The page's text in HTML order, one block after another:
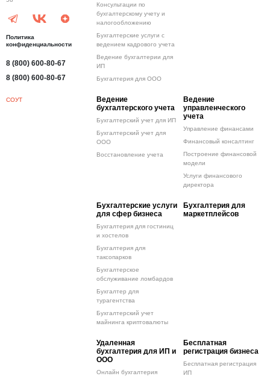
Политика
конфиденциальности
8 (800) 600-80-67
8 (800) 600-80-67
СОУТ
Консультации по
бухгалтерскому учету и
налогообложению
Бухгалтерские услуги с
ведением кадрового учета
Ведение бухгалтерии для
ИП
Бухгалтерия для ООО
Ведение
бухгалтерского учета
Бухгалтерский учет для ИП
Бухгалтерский учет для
ООО
Восстановление учета
Ведение
управленческого
учета
Управление финансами
Финансовый консалтинг
Построение финансовой
модели
Услуги финансового
директора
Бухгалтерские услуги
для сфер бизнеса
Бухгалтерия для гостиниц
и хостелов
Бухгалтерия для
таксопарков
Бухгалтерское
обслуживание ломбардов
Бухгалтер для
турагентства
Бухгалтерский учет
майнинга криптовалюты
Бухгалтерия для
маркетплейсов
Удаленная
бухгалтерия для ИП и
ООО
Онлайн бухгалтерия
Бесплатная
регистрация бизнеса
Бесплатная регистрация
ИП